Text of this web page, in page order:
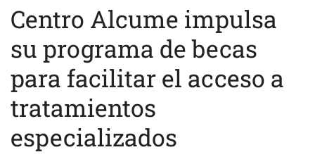
Centro Alcume impulsa
su programa de becas
para facilitar el acceso a
tratamientos
especializados